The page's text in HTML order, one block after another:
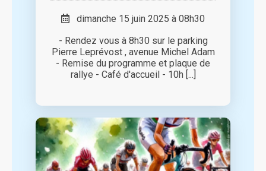
dimanche 15 juin 2025 à 08h30
- Rendez vous à 8h30 sur le parking
Pierre Leprévost , avenue Michel Adam
- Remise du programme et plaque de
rallye - Café d'accueil - 10h [...]